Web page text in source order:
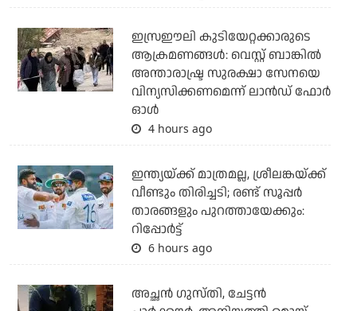
ഇസ്രഈലി കുടിയേറ്റക്കാരുടെ
ആക്രമണങ്ങള്‍: വെസ്റ്റ് ബാങ്കില്‍
അന്താരാഷ്ട്ര സുരക്ഷാ സേനയെ
വിന്യസിക്കണമെന്ന് ലാന്‍ഡ് ഫോര്‍
ഓള്‍
4 hours ago
ഇന്ത്യയ്ക്ക് മാത്രമല്ല, ശ്രീലങ്കയ്ക്ക്
വീണ്ടും തിരിച്ചടി; രണ്ട് സൂപ്പര്‍
താരങ്ങളും പുറത്തായേക്കും:
റിപ്പോര്‍ട്ട്
6 hours ago
അച്ഛന്‍ ഗുസ്തി, ചേട്ടന്‍